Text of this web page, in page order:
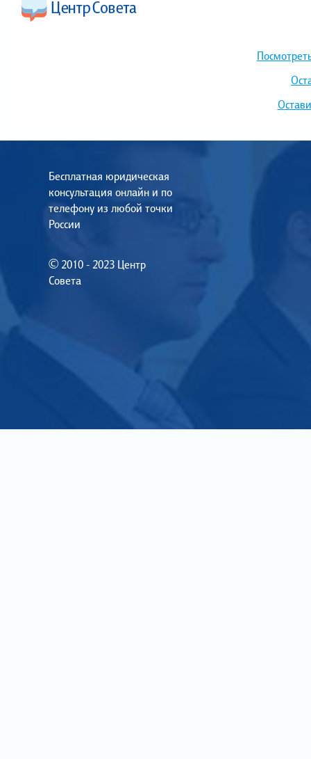
Бесплатная юридическая
консультация онлайн и по
телефону из любой точки
России
© 2010 - 2023 Центр
Совета